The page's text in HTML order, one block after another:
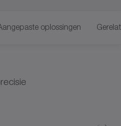
oplossingen